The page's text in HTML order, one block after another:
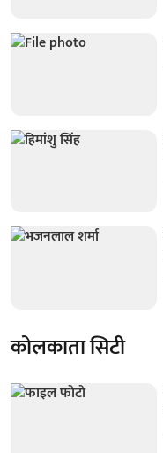
कोलकाता सिटी